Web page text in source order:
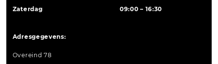
Zaterdag 09:00 – 16:30
Adresgegevens:
Overeind 78